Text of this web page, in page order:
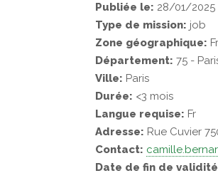
Publiée le: 28/01/2025
Type de mission: job
Zone géographique:
Département: 75 -
Ville: Paris
Durée: <3 mois
Langue requise: Fr
Adresse: Rue Cuvier
Contact:
Date de fin de